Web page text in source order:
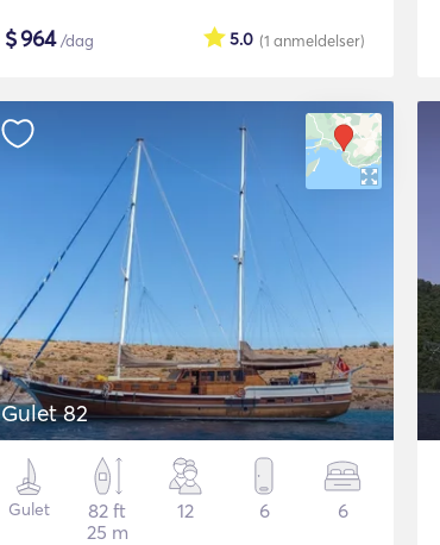
$964/dag (1 anmeldelser)
5.0
Gulet 82
Gulet
82 ft
25 m
12 6 6